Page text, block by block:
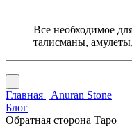
Все необходимое
талисманы,
Главная | Anuran Stone
Блог
Обратная сторона Таро